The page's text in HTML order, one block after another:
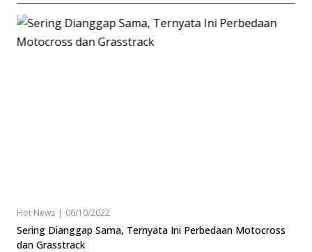
Hot News | 06/10/2022
Sering Dianggap Sama, Ternyata Ini Perbedaan Motocross
dan Grasstrack